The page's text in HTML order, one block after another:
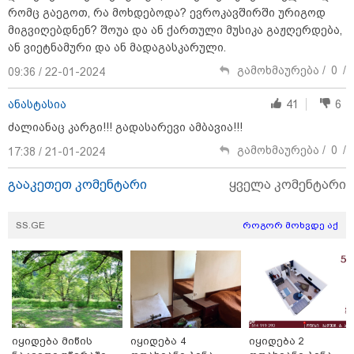
უნცია ოქრო დღიურად 101 დოლარით გაძვირდა - რა
ღირს გრამი საქართველოში?
რომც გაეგოთ, რა მოხდებოდა? ევროკავშირში ურიგოდ
მიგვიღებდნენ? შოუა და ან ქართული მუსიკა გაჟღერდება,
ან ვიეტნამური და ან მადაგასკარული.
09:36 / 22-01-2024
გამოხმაურება / 0 /
ანასტასია 41
6
ძალიანაც კარგი!!! გადასარევი ამბავია!!!
17:38 / 21-01-2024
გამოხმაურება / 0 /
გააკეთეთ კომენტარი ყველა კომენტარი
SS.GE როგორ მოხვდე აქ
იყიდება მიწის
იყიდება 4
იყიდება 2